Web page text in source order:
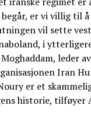
er vi villig til å
vil sette
i
leder
Iran
er et
historie, tilføyer